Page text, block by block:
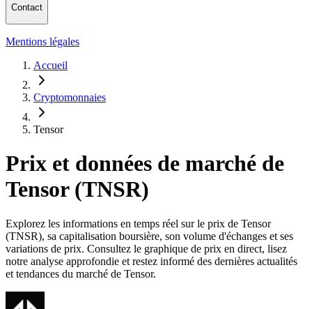
Contact
Mentions légales
Accueil
Cryptomonnaies
Tensor
Prix et données de marché de
Tensor (TNSR)
Explorez les informations en temps réel sur le prix de Tensor
(TNSR), sa capitalisation boursière, son volume d'échanges et ses
variations de prix. Consultez le graphique de prix en direct, lisez
notre analyse approfondie et restez informé des dernières actualités
et tendances du marché de Tensor.